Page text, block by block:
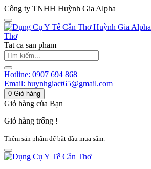
Công ty TNHH Huỳnh Gia Alpha
Huỳnh Gia Alpha
Thơ
Tat ca san pham
Hotline: 0907 694 868
Email: huynhgiact65@gmail.com
0 Giỏ hàng
Giỏ hàng của Bạn
Giỏ hàng trống !
Thêm sản phẩm để bắt đầu mua sắm.